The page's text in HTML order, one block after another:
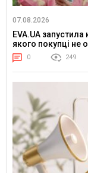
07.08.2026
EVA.UA
якого покупці не
0 249